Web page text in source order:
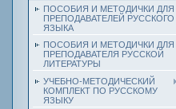
ПОСОБИЯ И МЕТОДИЧКИ ДЛЯ
ПРЕПОДАВАТЕЛЕЙ РУССКОГО
ЯЗЫКА
ПОСОБИЯ И МЕТОДИЧКИ ДЛЯ
ПРЕПОДАВАТЕЛЯ РУССКОЙ
ЛИТЕРАТУРЫ
УЧЕБНО-МЕТОДИЧЕСКИЙ
КОМПЛЕКТ ПО РУССКОМУ
ЯЗЫКУ